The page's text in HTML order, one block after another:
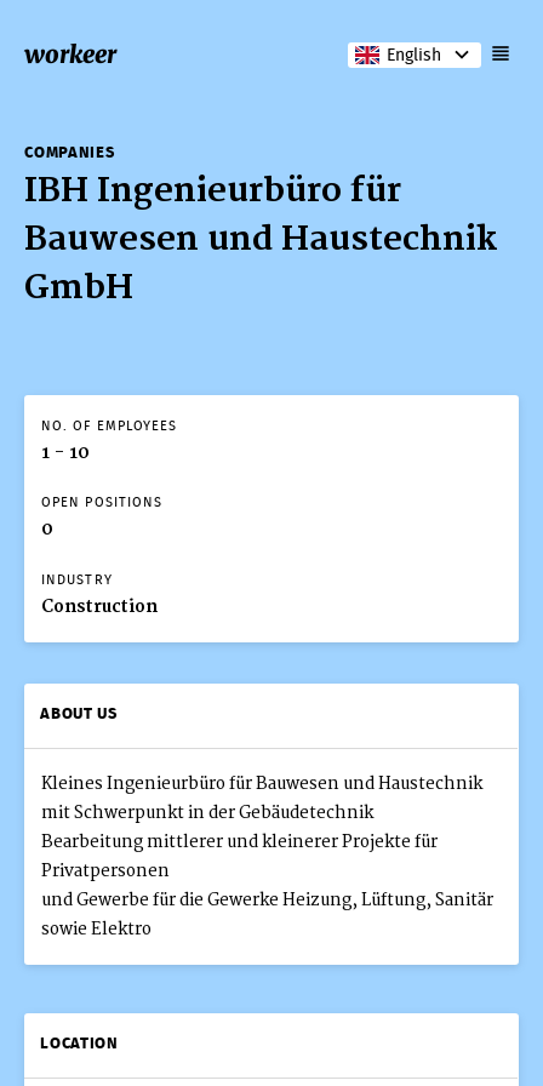
workeer English
COMPANIES
IBH Ingenieurbüro für
Bauwesen und Haustechnik
GmbH
NO. OF EMPLOYEES
1 - 10
OPEN POSITIONS
0
INDUSTRY
Construction
ABOUT US
Kleines Ingenieurbüro für Bauwesen und Haustechnik
mit Schwerpunkt in der Gebäudetechnik
Bearbeitung mittlerer und kleinerer Projekte für
Privatpersonen
und Gewerbe für die Gewerke Heizung, Lüftung, Sanitär
sowie Elektro
LOCATION